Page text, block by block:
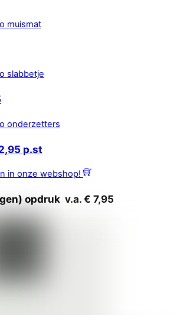
p.st
in onze webshop!
opdruk v.a. € 7,95